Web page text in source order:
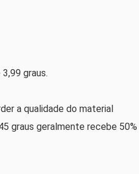
graus.
a qualidade do material
graus geralmente recebe 50%